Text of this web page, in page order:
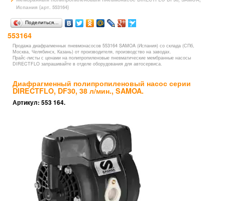
Испания (арт. 553164)
Поделиться…
553164
Продажа диафрагменных пневмонасосов 553164 SAMOA (Испания) со склада (СПб,
Москва, Челябинск, Казань) от производителя, производство на заводах.
Прайс-листы с ценами на полипропиленовые пневматические мембранные насосы
DIRECTFLO запрашивайте в отделе оборудования для автосервиса.
Диафрагменный полипропиленовый насос серии
DIRECTFLO, DF30, 38 л/мин., SAMOA.
Артикул: 553 164.